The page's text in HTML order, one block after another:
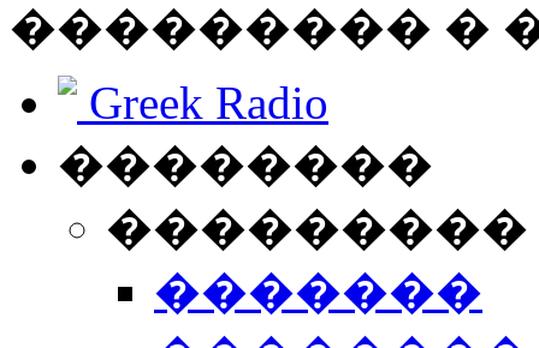
��������� �
Greek Radio
��������
�������